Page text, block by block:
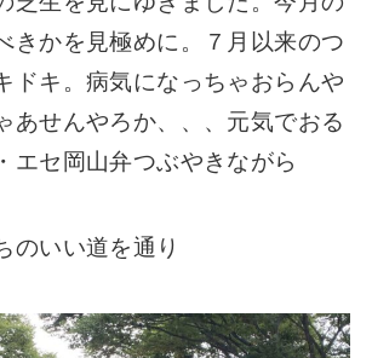
きかを見極めに。７月以来のつ
ドキ。病気になっちゃおらんや
あせんやろか、、、元気でおる
エセ岡山弁つぶやきながら
のいい道を通り